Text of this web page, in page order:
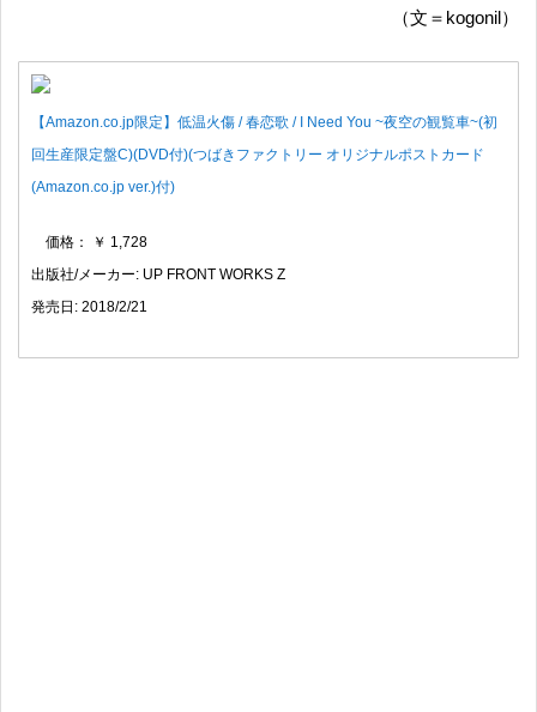
（文＝kogonil）
【Amazon.co.jp限定】低温火傷 / 春恋歌 / I Need You ~夜空の観覧車~(初
回生産限定盤C)(DVD付)(つばきファクトリー オリジナルポストカード
(Amazon.co.jp ver.)付)
価格： ￥ 1,728
出版社/メーカー: UP FRONT WORKS Z
発売日: 2018/2/21